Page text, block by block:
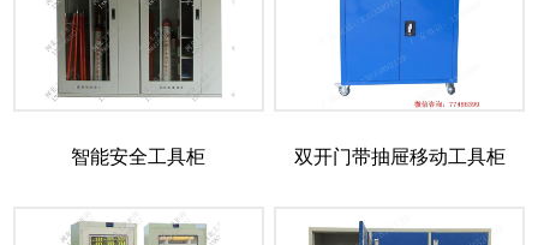
智能安全工具柜 双开门带抽屉移动工具柜